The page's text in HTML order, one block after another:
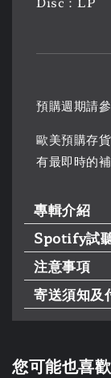
預購週期請
歐美預購存
有最即時的
專輯介紹
Spotify試
注意事項
寄送須知及
您可能也喜歡